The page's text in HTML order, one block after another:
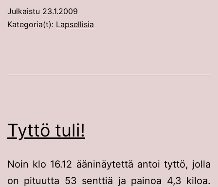
Julkaistu 23.1.2009
Kategoria(t): Lapsellisia
Tyttö tuli!
Noin klo 16.12 ääninäytettä antoi tyttö, jolla
on pituutta 53 senttiä ja painoa 4,3 kiloa.